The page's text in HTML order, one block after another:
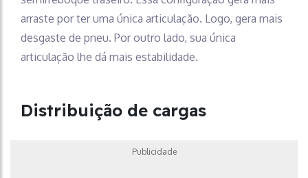
arraste por ter uma única articulação. Logo, gera mais
desgaste de pneu. Por outro lado, sua única
articulação lhe dá mais estabilidade.
Distribuição de cargas
Publicidade